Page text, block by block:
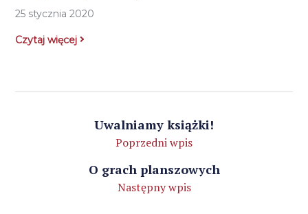
25 stycznia 2020
Czytaj więcej
Uwalniamy książki!
Poprzedni wpis
O grach planszowych
Następny wpis